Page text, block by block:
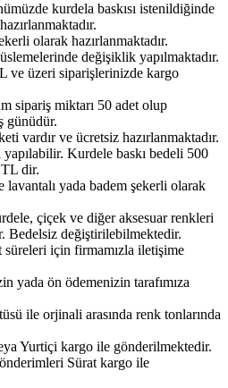
kurdela baskısı istenildiğinde
olarak hazırlanmaktadır.
değişiklik yapılmaktadır.
ve üzeri siparişlerinizde kargo
sipariş miktarı 50 adet olup
günüdür.
vardır ve ücretsiz hazırlanmaktadır.
Kurdele baskı bedeli 500
dir.
yada badem şekerli olarak
çiçek ve diğer aksesuar renkleri
Bedelsiz değiştirilebilmektedir.
için firmamızla iletişime
yada ön ödemenizin tarafımıza
ile orjinali arasında renk tonlarında
Yurtiçi kargo ile gönderilmektedir.
Sürat kargo ile